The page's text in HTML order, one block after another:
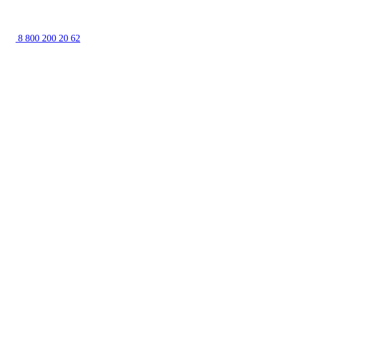
8 800 200 20 62